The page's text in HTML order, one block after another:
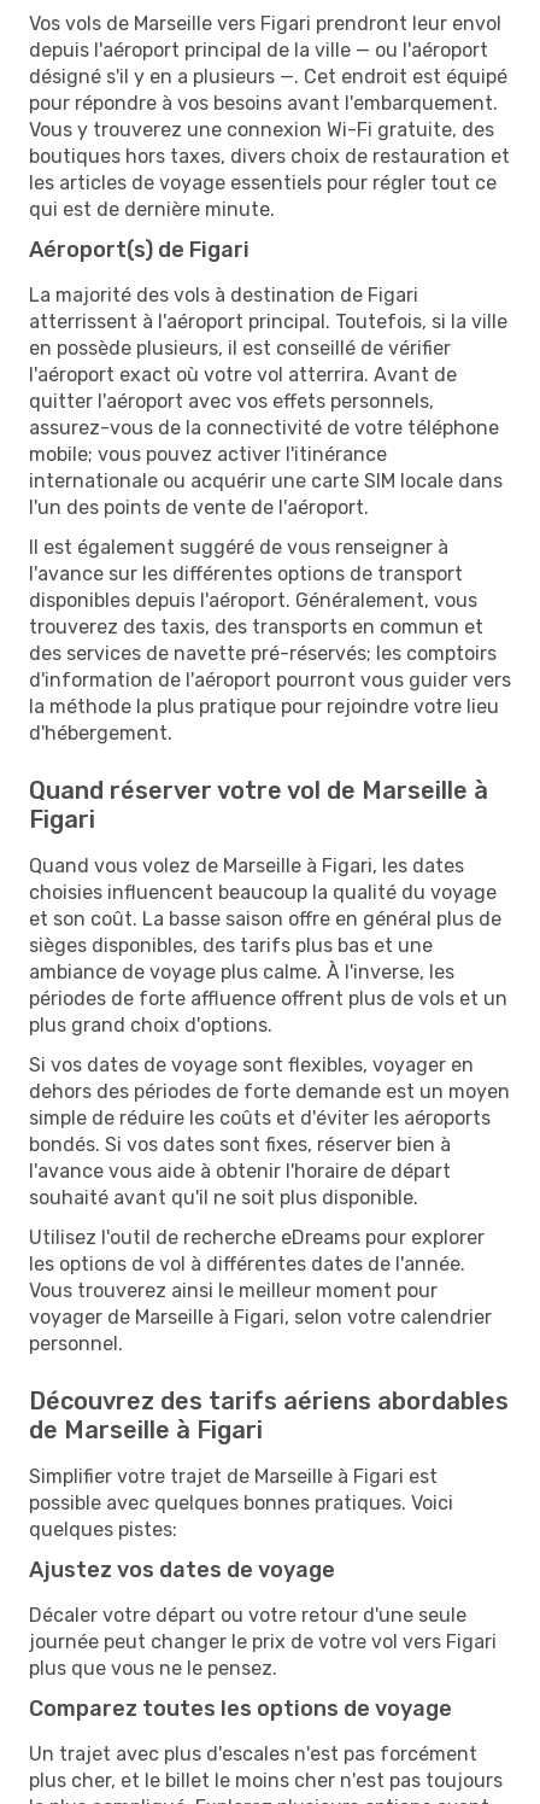
Vos vols de Marseille vers Figari prendront leur envol
depuis l'aéroport principal de la ville — ou l'aéroport
désigné s'il y en a plusieurs —. Cet endroit est équipé
pour répondre à vos besoins avant l'embarquement.
Vous y trouverez une connexion Wi-Fi gratuite, des
boutiques hors taxes, divers choix de restauration et
les articles de voyage essentiels pour régler tout ce
qui est de dernière minute.
Aéroport(s) de Figari
La majorité des vols à destination de Figari
atterrissent à l'aéroport principal. Toutefois, si la ville
en possède plusieurs, il est conseillé de vérifier
l'aéroport exact où votre vol atterrira. Avant de
quitter l'aéroport avec vos effets personnels,
assurez-vous de la connectivité de votre téléphone
mobile; vous pouvez activer l'itinérance
internationale ou acquérir une carte SIM locale dans
l'un des points de vente de l'aéroport.
Il est également suggéré de vous renseigner à
l'avance sur les différentes options de transport
disponibles depuis l'aéroport. Généralement, vous
trouverez des taxis, des transports en commun et
des services de navette pré-réservés; les comptoirs
d'information de l'aéroport pourront vous guider vers
la méthode la plus pratique pour rejoindre votre lieu
d'hébergement.
Quand réserver votre vol de Marseille à
Figari
Quand vous volez de Marseille à Figari, les dates
choisies influencent beaucoup la qualité du voyage
et son coût. La basse saison offre en général plus de
sièges disponibles, des tarifs plus bas et une
ambiance de voyage plus calme. À l'inverse, les
périodes de forte affluence offrent plus de vols et un
plus grand choix d'options.
Si vos dates de voyage sont flexibles, voyager en
dehors des périodes de forte demande est un moyen
simple de réduire les coûts et d'éviter les aéroports
bondés. Si vos dates sont fixes, réserver bien à
l'avance vous aide à obtenir l'horaire de départ
souhaité avant qu'il ne soit plus disponible.
Utilisez l'outil de recherche eDreams pour explorer
les options de vol à différentes dates de l'année.
Vous trouverez ainsi le meilleur moment pour
voyager de Marseille à Figari, selon votre calendrier
personnel.
Découvrez des tarifs aériens abordables
de Marseille à Figari
Simplifier votre trajet de Marseille à Figari est
possible avec quelques bonnes pratiques. Voici
quelques pistes:
Ajustez vos dates de voyage
Décaler votre départ ou votre retour d'une seule
journée peut changer le prix de votre vol vers Figari
plus que vous ne le pensez.
Comparez toutes les options de voyage
Un trajet avec plus d'escales n'est pas forcément
plus cher, et le billet le moins cher n'est pas toujours